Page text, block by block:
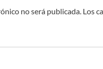
no será publicada. Los